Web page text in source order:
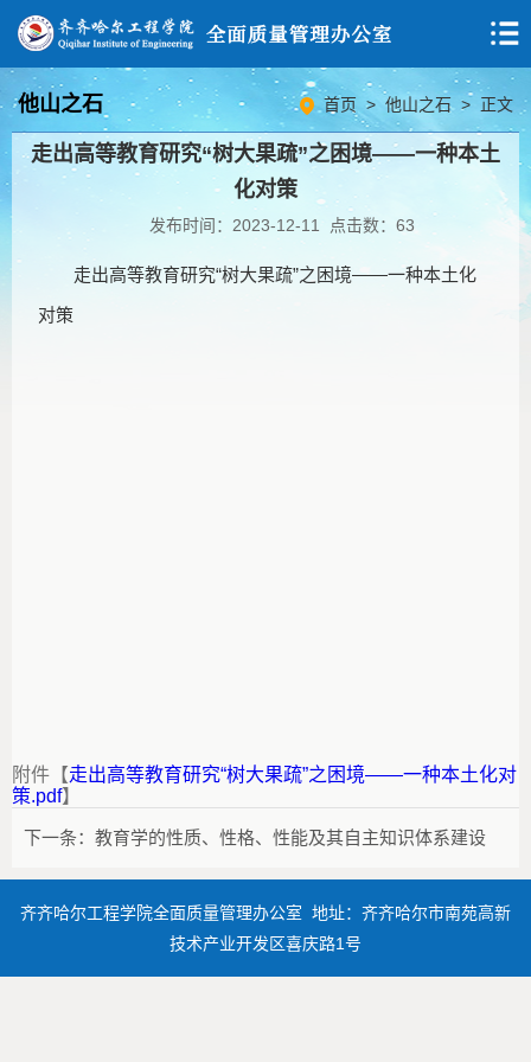
他山之石 首页 > 他山之石> 正文
走出高等教育研究“树大果疏”之困境——一种本土
化对策
发布时间：2023-12-11 点击数： 63
走出高等教育研究“树大果疏”之困境——一种本土化
对策
附件【走出高等教育研究“树大果疏”之困境——一种本土化对
策.pdf】
下一条： 教育学的性质、性格、性能及其自主知识体系建设
齐齐哈尔工程学院全面质量管理办公室 地址：齐齐哈尔市南苑高新
技术产业开发区喜庆路1号